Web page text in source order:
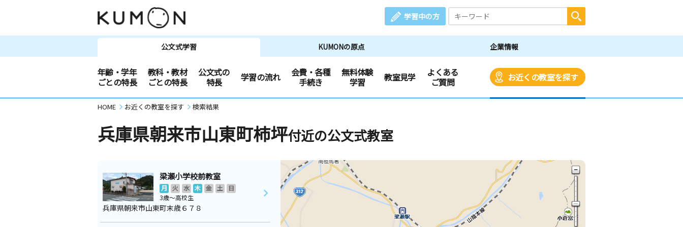
学習中の方
公文式学習 KUMONの原点 企業情報
年齢・学年
ごとの特長
教科・教材
ごとの特長
公文式の
特長
学習の流れ
会費・各種
手続き
無料体験
学習
教室見学
よくある
ご質問
お近くの教室を探す
HOME お近くの教室を探す 検索結果
兵庫県朝来市山東町柿坪付近の公文式教室
梁瀬小学校前教室
月 火 水 木 金 土
日
3歳～高校生
兵庫県朝来市山東町末歳６７８